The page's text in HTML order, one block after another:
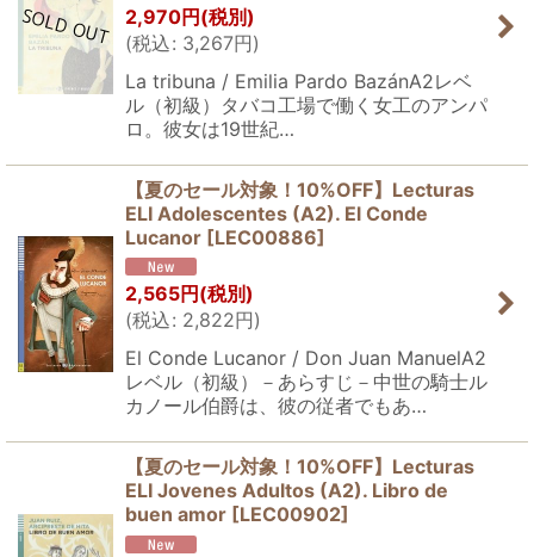
2,970円 (税別)
(税込: 3,267円)
La tribuna / Emilia Pardo BazánA2レベ
ル（初級）タバコ工場で働く女工のアンパ
ロ。彼女は19世紀…
【夏のセール対象！10%OFF】Lecturas
ELI Adolescentes (A2). El Conde
Lucanor [LEC00886]
2,565円 (税別)
(税込: 2,822円)
El Conde Lucanor / Don Juan ManuelA2
レベル（初級）－あらすじ－中世の騎士ル
カノール伯爵は、彼の従者でもあ…
【夏のセール対象！10%OFF】Lecturas
ELI Jovenes Adultos (A2). Libro de
buen amor [LEC00902]